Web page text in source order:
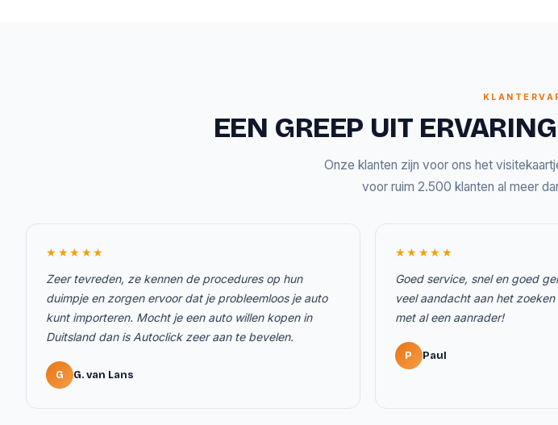
EEN GREEP UIT
Onze klanten zijn voor ons het
voor ruim 2.500 klanten al meer
★★★★★
Zeer tevreden, ze kennen de procedures op hun
duimpje en zorgen ervoor dat je probleemloos je auto
kunt importeren. Mocht je een auto willen kopen in
Duitsland dan is Autoclick zeer aan te bevelen.
G G. van Lans
★★★★★
Goed service, snel en goed
veel aandacht aan het
met al een aanrader!
P Paul